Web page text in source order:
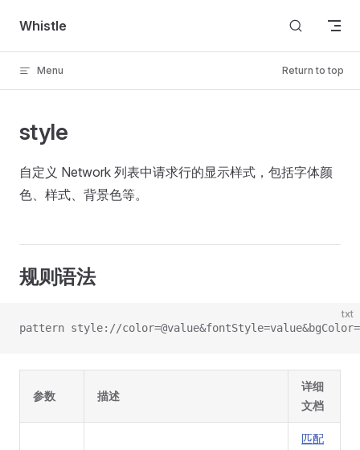
Skip to content
Whistle
Menu Return to top
style
自定义 Network 列表中请求行的显示样式，包括字体颜
色、样式、背景色等。
规则语法
txt
pattern style://
参数 描述
详细
文档
匹配